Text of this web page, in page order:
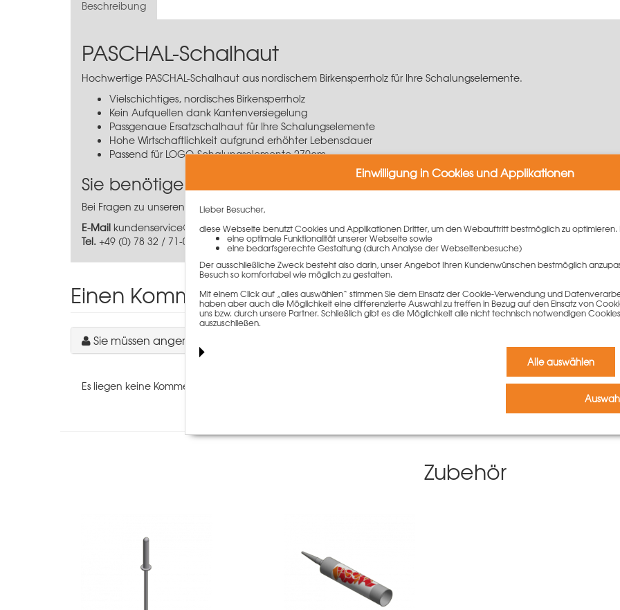
Beschreibung
PASCHAL-Schalhaut
Hochwertige PASCHAL-Schalhaut aus nordischem Birkensperrholz für Ihre Schalungselemente.
Vielschichtiges, nordisches Birkensperrholz
Kein Aufquellen dank Kantenversiegelung
Passgenaue Ersatzschalhaut für Ihre Schalungselemente
Hohe Wirtschaftlichkeit aufgrund erhöhter Lebensdauer
Passend für LOGO-Schalungselemente 270cm
Sie benötigen weitere Informationen?
Bei Fragen zu unseren Produkten helfen unsere Schalungsexperten Ihnen gerne weiter.
E-Mail kundenservice@paschal.com
Tel. +49 (0) 78 32 / 71-0
Einen Kommentar schreiben
Sie müssen angemeldet sein, um einen Kommentar schreiben zu können.
Es liegen keine Kommentare zu diesem Artikel vor.
Zubehör
Einwilligung in Cookies und Applikationen
Lieber Besucher,
diese Webseite benutzt Cookies und Applikationen Dritter, um den Webauftritt bestmöglich zu optimieren.
eine optimale Funktionalität unserer Webseite sowie
eine bedarfsgerechte Gestaltung (durch Analyse der Webseitenbesuche)
Der ausschließliche Zweck besteht also darin, unser Angebot Ihren Kundenwünschen bestmöglich
Besuch so komfortabel wie möglich zu gestalten.
Mit einem Click auf „alles auswählen“ stimmen Sie dem Einsatz der Cookie-Verwendung und
haben aber auch die Möglichkeit eine differenzierte Auswahl zu treffen in Bezug auf den Einsatz von
uns bzw. durch unsere Partner. Schließlich gibt es die Möglichkeit alle nicht technisch notwendigen
auszuschließen.
Alle auswählen